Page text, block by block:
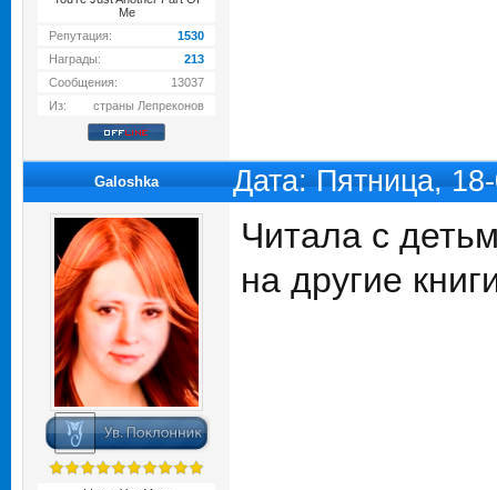
Me
Репутация:
1530
Награды:
213
Сообщения:
13037
Из:
страны Лепреконов
Galoshka Дата: Пятница,
Читала с
на другие